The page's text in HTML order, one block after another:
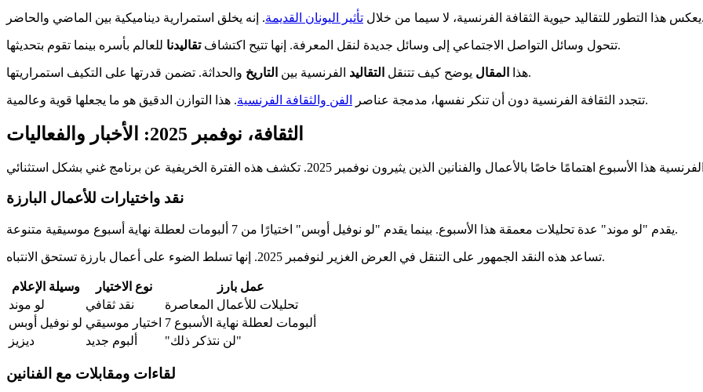
يعكس هذا التطور للتقاليد حيوية الثقافة الفرنسية، لا سيما من خلال تأثير اليونان القديمة الماضي والحاضر.
تتحول وسائل التواصل الاجتماعي إلى وسائل جديدة لنقل المعرفة. إنها تتيح اكتشافتقاليدنا للعالم بأسره بينما تقوم بتحديثها.
هذا المقال يوضح كيف تتنقل التقاليد الفرنسية بين التاريخ والحداثة. تضمن قدرتها على التكيف استمراريتها.
تتجدد الثقافة الفرنسية دون أن تنكر نفسها، مدمجة عناصر الفن والثقافة الفرنسية . هذا التوازن الدقيق هو ما يجعلها قوية وعالمية.
الثقافة، نوفمبر 2025: الأخبار والفعاليات
نقد واختيارات للأعمال البارزة
يقدم "لو موند" عدة تحليلات معمقة هذا الأسبوع. بينما يقدم "لو نوفيل أوبس" اختيارًا من 7 ألبومات لعطلة نهاية أسبوع موسيقية متنوعة.
تساعد هذه النقد الجمهور على التنقل في العرض الغزير لنوفمبر 2025. إنها تسلط الضوء على أعمال بارزة تستحق الانتباه.
وسيلة الإعلام نوع الاختيار
عمل بارز
لو موند
نقد ثقافي
تحليلات للأعمال المعاصرة
لو نوفيل أوبس اختيار موسيقي
7 ألبومات لعطلة نهاية الأسبوع
ديزيز
ألبوم جديد "لن نتذكر ذلك"
لقاءات ومقابلات مع الفنانين